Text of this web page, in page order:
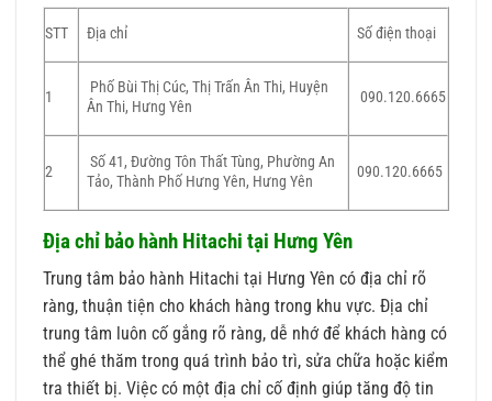
STT Địa chỉ Số điện thoại
1
Phố Bùi Thị Cúc, Thị Trấn Ân Thi, Huyện
Ân Thi, Hưng Yên
090.120.6665
2
Số 41, Đường Tôn Thất Tùng, Phường An
Tảo, Thành Phố Hưng Yên, Hưng Yên
090.120.6665
Địa chỉ bảo hành Hitachi tại Hưng Yên
Trung tâm bảo hành Hitachi tại Hưng Yên có địa chỉ rõ
ràng, thuận tiện cho khách hàng trong khu vực. Địa chỉ
trung tâm luôn cố gắng rõ ràng, dễ nhớ để khách hàng có
thể ghé thăm trong quá trình bảo trì, sửa chữa hoặc kiểm
tra thiết bị. Việc có một địa chỉ cố định giúp tăng độ tin